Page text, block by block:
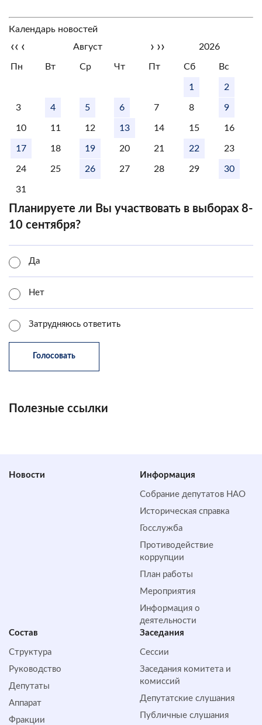
Календарь новостей
‹‹ ‹ Август › ›› 2026
Пн Вт Ср Чт Пт Сб Вс
1 2
3 4 5 6 7 8 9
10 11 12 13 14 15 16
17 18 19 20 21 22 23
24 25 26 27 28 29 30
31
Планируете ли Вы участвовать в выборах 8-
10 сентября?
Да
Нет
Затрудняюсь ответить
Полезные ссылки
Новости Информация
Собрание депутатов НАО
Историческая справка
Госслужба
Противодействие
коррупции
План работы
Мероприятия
Информация о
деятельности
Состав
Структура
Руководство
Депутаты
Аппарат
Фракции
Заседания
Сессии
Заседания комитета и
комиссий
Депутатские слушания
Публичные слушания